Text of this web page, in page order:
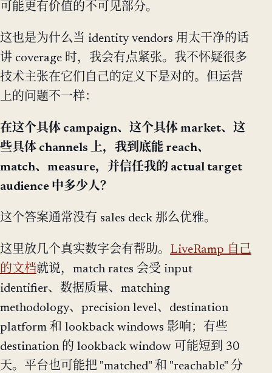
可能更有价值的不可见部分。
这也是为什么当 identity vendors 用太干净的话
讲 coverage 时，我会有点紧张。我不怀疑很多
技术主张在它们自己的定义下是对的。但运营
上的问题不一样：
在这个具体 campaign、这个具体 market、这
些具体 channels 上，我到底能 reach、
match、measure，并信任我的 actual target
audience 中多少人？
这个答案通常没有 sales deck 那么优雅。
这里放几个真实数字会有帮助。 LiveRamp 自己
的文档就说，match rates 会受 input
identifier、数据质量、matching
methodology、precision level、destination
platform 和 lookback windows 影响；有些
destination 的 lookback window 可能短到 30
天。平台也可能把 "matched" 和 "reachable" 分